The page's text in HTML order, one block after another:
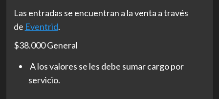
Las entradas se encuentran a la venta a través
de Eventrid.
$38.000 General
A los valores se les debe sumar cargo por
servicio.